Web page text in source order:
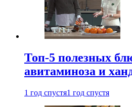
Топ-5 полезных
авитаминоза и
1 год спустя1 год спустя